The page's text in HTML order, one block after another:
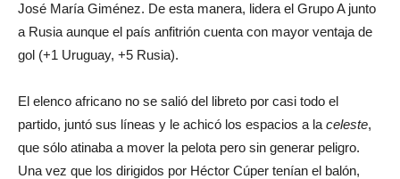
José María Giménez. De esta manera, lidera el Grupo A junto
a Rusia aunque el país anfitrión cuenta con mayor ventaja de
gol (+1 Uruguay, +5 Rusia).
El elenco africano no se salió del libreto por casi todo el
partido, juntó sus líneas y le achicó los espacios a la celeste,
que sólo atinaba a mover la pelota pero sin generar peligro.
Una vez que los dirigidos por Héctor Cúper tenían el balón,